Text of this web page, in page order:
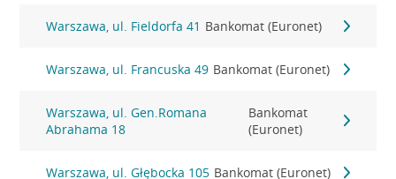
Warszawa, ul. Fieldorfa 41 Bankomat (Euronet)
Warszawa, ul. Francuska 49 Bankomat (Euronet)
Warszawa, ul. Gen.Romana
Abrahama 18
Bankomat
(Euronet)
Warszawa, ul. Głębocka 105 Bankomat (Euronet)